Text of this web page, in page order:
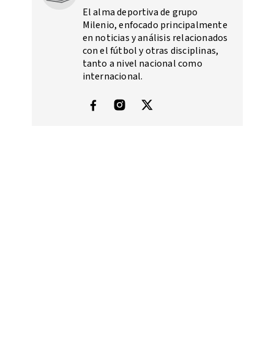
El alma deportiva de grupo
Milenio, enfocado principalmente
en noticias y análisis relacionados
con el fútbol y otras disciplinas,
tanto a nivel nacional como
internacional.